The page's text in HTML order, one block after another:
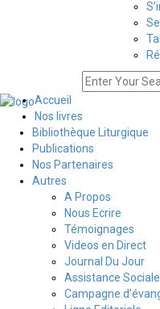
Accueil
Nos livres
Bibliothèque Liturgique
Publications
Nos Partenaires
Autres
A Propos
Nous Ecrire
Témoignages
Videos en Direct
Journal Du Jour
Assistance Sociale
Campagne